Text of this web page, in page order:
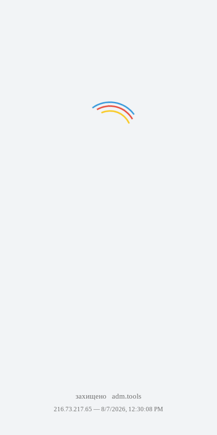
захищено adm.tools
216.73.217.65 — 8/7/2026, 12:30:08 PM